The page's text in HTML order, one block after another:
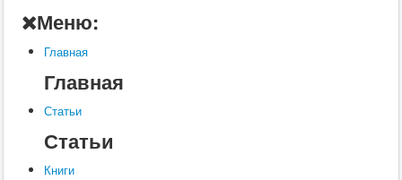
Книги
Услуги
Меню:
Главная
Главная
Статьи
Статьи
Книги